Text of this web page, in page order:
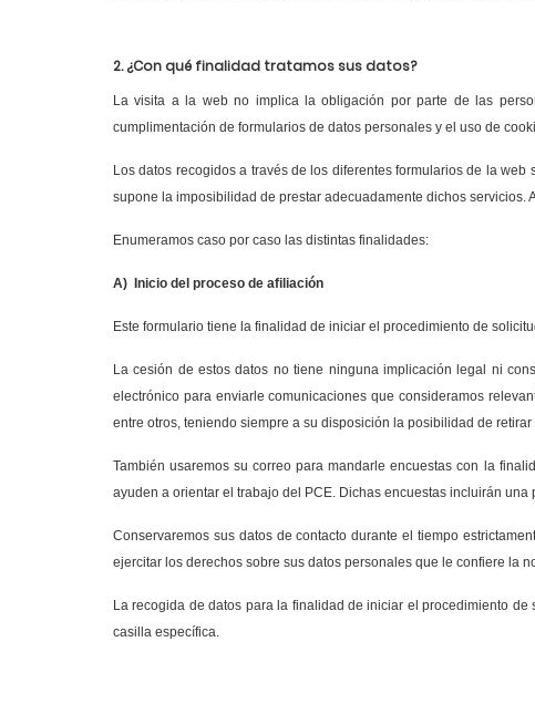
2. ¿Con qué finalidad tratamos sus datos?
La visita a la web no implica la obligación por parte de las
cumplimentación de formularios de datos personales y el uso de
Los datos recogidos a través de los diferentes formularios de la
supone la imposibilidad de prestar adecuadamente dichos
Enumeramos caso por caso las distintas finalidades:
A) Inicio del proceso de afiliación
Este formulario tiene la finalidad de iniciar el procedimiento de
La cesión de estos datos no tiene ninguna implicación legal ni
electrónico para enviarle comunicaciones que consideramos
entre otros, teniendo siempre a su disposición la posibilidad de
También usaremos su correo paramandarle encuestascon la
ayuden a orientar el trabajo del PCE. Dichas encuestas incluirán
Conservaremos sus datos de contacto durante el tiempo
ejercitar los derechos sobre sus datos personales que le confiere la
La recogida de datos para la finalidad de iniciar el procedimiento
casilla específica.